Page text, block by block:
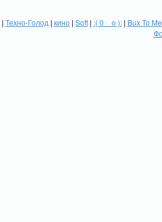
| Техно-Голод | кино| Soft| :( 0 _ о ):| Bux To Me